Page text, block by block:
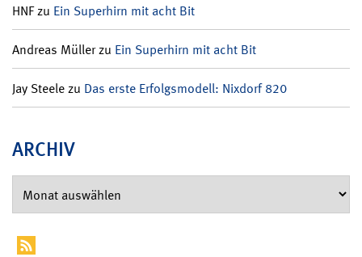
HNFzu Ein Superhirn mit acht Bit
Andreas Müllerzu Ein Superhirn mit acht Bit
Jay Steelezu Das erste Erfolgsmodell: Nixdorf 820
ARCHIV